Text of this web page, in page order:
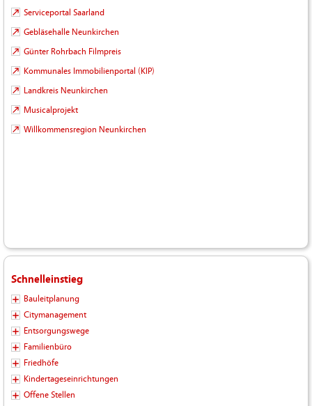
Serviceportal Saarland
Gebläsehalle Neunkirchen
Günter Rohrbach Filmpreis
Kommunales Immobilienportal (KIP)
Landkreis Neunkirchen
Musicalprojekt
Willkommensregion Neunkirchen
Schnelleinstieg
Bauleitplanung
Citymanagement
Entsorgungswege
Familienbüro
Friedhöfe
Kindertageseinrichtungen
Offene Stellen